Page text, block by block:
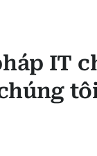
IT